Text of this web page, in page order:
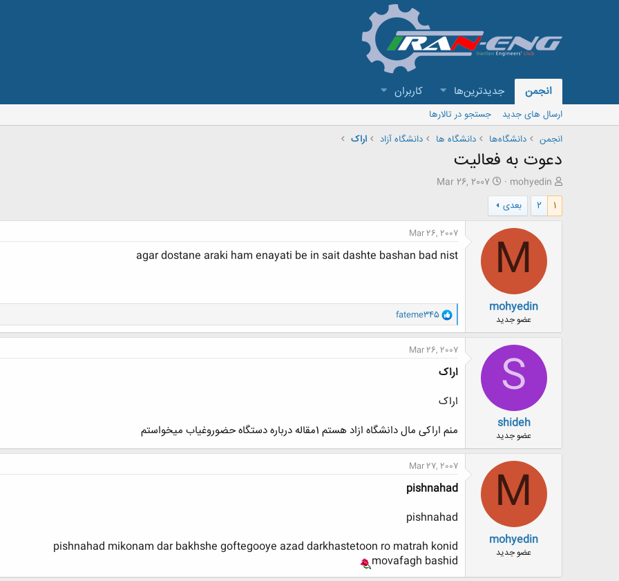
انجمن جدیدترین‌ها کاربران
ارسال های جدید
جستجو در تالارها
انجمن
دانشگاه‌ها دانشگاه ها دانشگاه آزاد اراک
دعوت به فعاليت
ش
ر
ع
و
mohyedin
ت
ا
ی
ش
ع
Mar 26, 2007
1
2 بعدی
M
mohyedin
عضو جدید
Mar 26, 2007
agar dostane araki ham enayati be in sait dashte bashan bad nist
و
ا
ک
ش
ه
ا
fateme345
S
shideh
عضو جدید
Mar 26, 2007
اراک
اراک
منم اراکی مال دانشگاه ازاد هستم 1مقاله درباره دستگاه حضوروغیاب میخواستم
M
mohyedin
عضو جدید
Mar 27, 2007
pishnahad
pishnahad
pishnahad mikonam dar bakhshe goftegooye azad darkhastetoon ro matrah konid
movafagh bashid